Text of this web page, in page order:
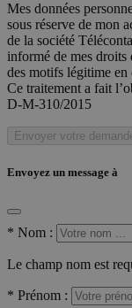
Mes données
sous réserve de mon
de la société
informé de mes droits
des motifs légitime en
Ce traitement a fait
D-M-310/2015
Envoyer votre
Envoyez un message à
* Nom :
Le champ nom est
* Prénom :